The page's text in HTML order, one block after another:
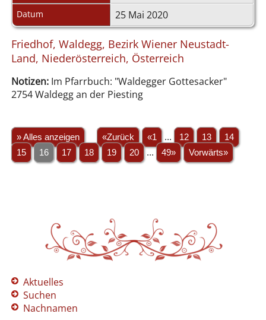
Datum 25 Mai 2020
Friedhof, Waldegg, Bezirk Wiener Neustadt-
Land, Niederösterreich, Österreich
Notizen:Im Pfarrbuch: "Waldegger Gottesacker"
2754 Waldegg an der Piesting
» Alles anzeigen «Zurück «1 ... 12 13
14
15
16 17 18 19 20 ... 49» Vorwärts»
Aktuelles
Suchen
Nachnamen